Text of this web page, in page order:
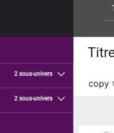
2 sous-univers
2 sous-univers
copy